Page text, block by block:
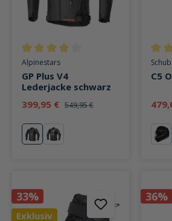
Durchschnittliche Bewertung von 4 von
Alpinestars
GP Plus V4
Lederjacke schwarz
399,95 € 549,95 €
schwarzschwarz/weiß
C5
33%
Exklusiv
36%